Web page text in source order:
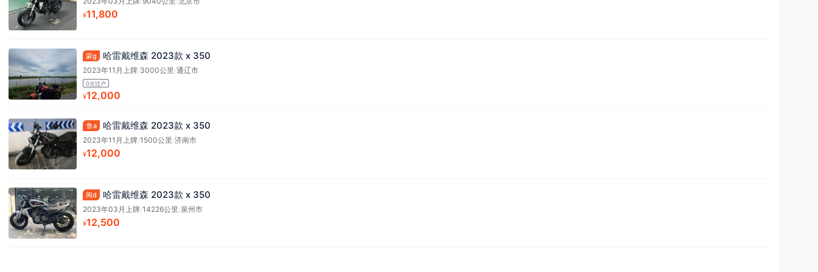
¥11,800
蒙g 哈雷戴维森 2023款 x 350
2023年11月上牌/3000公里 /通辽市
0次过户
¥12,000
鲁a 哈雷戴维森 2023款 x 350
2023年11月上牌/1500公里 /济南市
¥12,000
闽d 哈雷戴维森 2023款 x 350
2023年03月上牌/14226公里 /泉州市
¥12,500